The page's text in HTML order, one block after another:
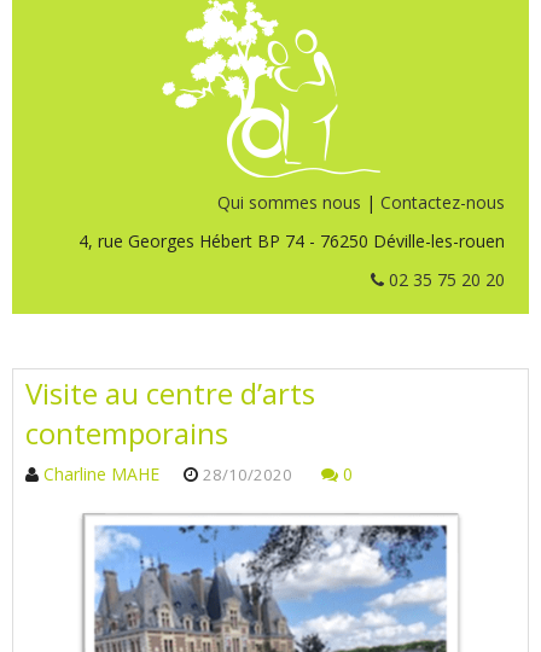
Qui sommes nous | Contactez-nous
4, rue Georges Hébert BP 74 - 76250 Déville-les-rouen
02 35 75 20 20
Visite au centre d’arts
contemporains
Charline MAHE 28/10/2020 0